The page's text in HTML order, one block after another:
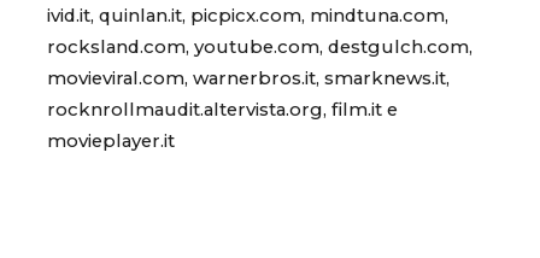
ivid.it, quinlan.it, picpicx.com, mindtuna.com,
rocksland.com, youtube.com, destgulch.com,
movieviral.com, warnerbros.it, smarknews.it,
rocknrollmaudit.altervista.org, film.it e
movieplayer.it